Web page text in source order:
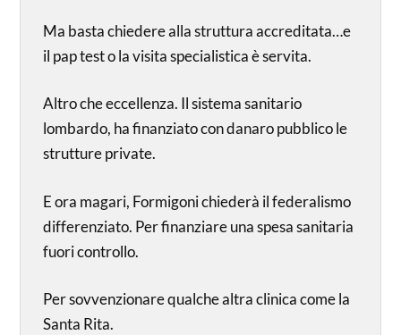
Ma basta chiedere alla struttura accreditata…e
il pap test o la visita specialistica è servita.
Altro che eccellenza. Il sistema sanitario
lombardo, ha finanziato con danaro pubblico le
strutture private.
E ora magari, Formigoni chiederà il federalismo
differenziato. Per finanziare una spesa sanitaria
fuori controllo.
Per sovvenzionare qualche altra clinica come la
Santa Rita.